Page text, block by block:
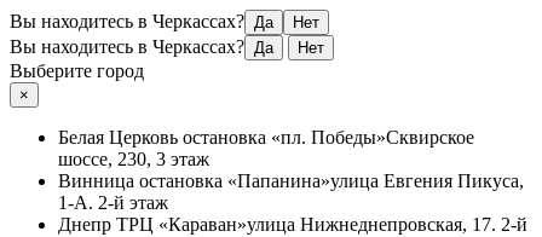
Вы находитесь в Черкассах? Да Нет
Вы находитесь в Черкассах? Да Нет
Выберите город
×
Белая Церковь остановка «пл. Победы»Сквирское
шоссе, 230, 3 этаж
Винница остановка «Папанина»улица Евгения Пикуса,
1-А. 2-й этаж
Днепр ТРЦ «Караван»улица Нижнеднепровская, 17. 2-й